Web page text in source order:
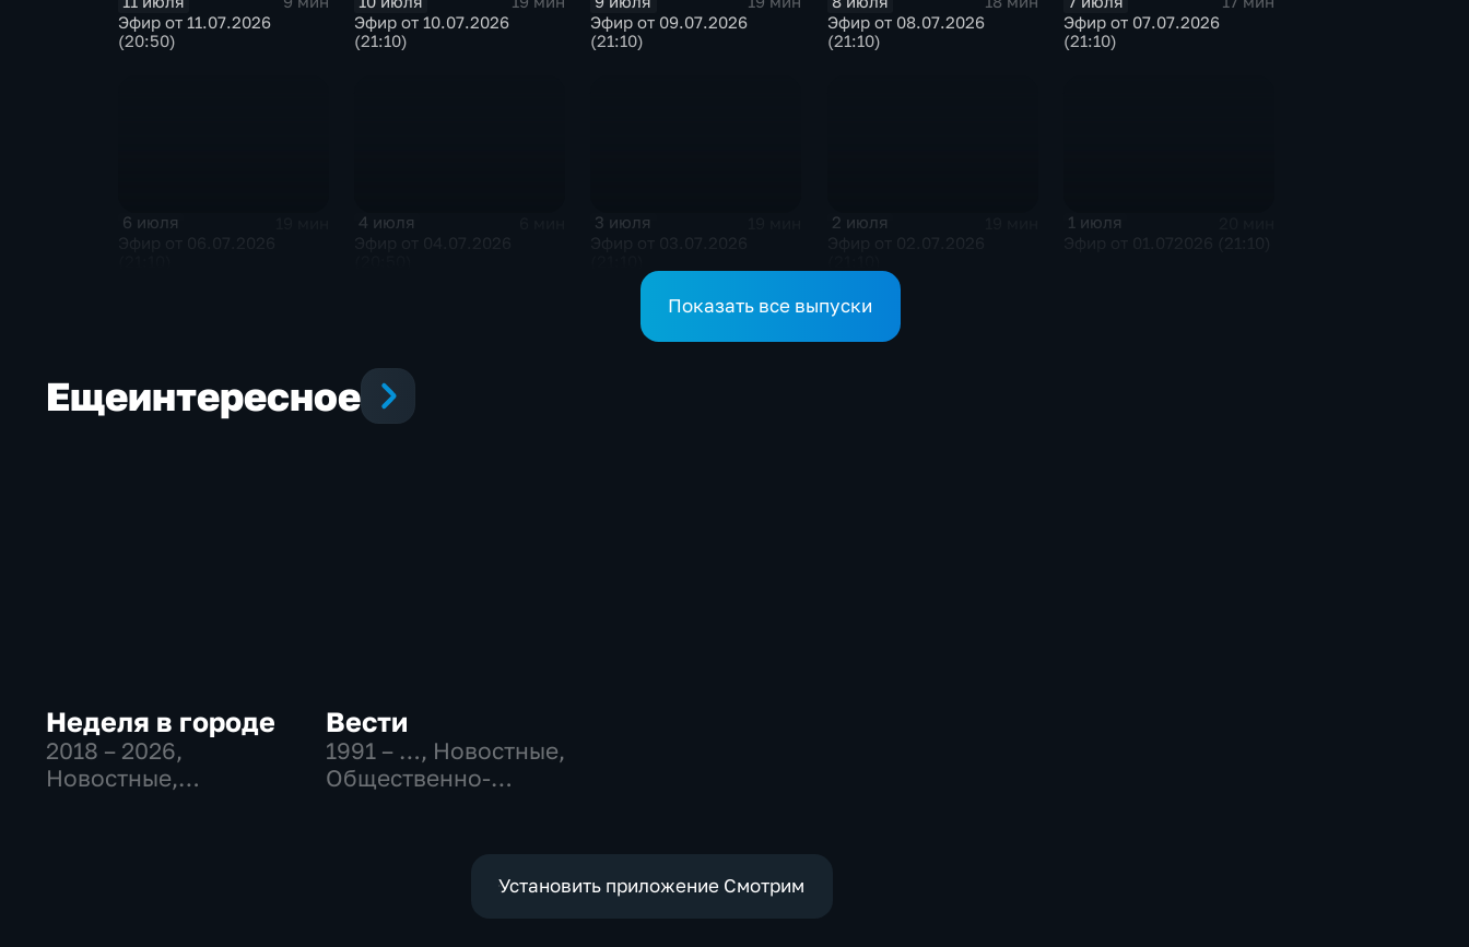
Эфир от 11.07.2026
(20:50)
Эфир от 10.07.2026
(21:10)
Эфир от 09.07.2026
(21:10)
Эфир от 08.07.2026
(21:10)
Эфир от 07.07.2026
(21:10)
6 июля 4 июля 3 июля 2 июля 1 июля
Показать все выпуски
Ещеинтересное
Неделя в городе
2018 – 2026,
Новостные,
Вести
1991 – …, Новостные,
Общественно-
Установить приложение Смотрим